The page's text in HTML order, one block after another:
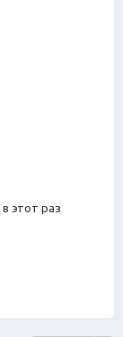
этот раз